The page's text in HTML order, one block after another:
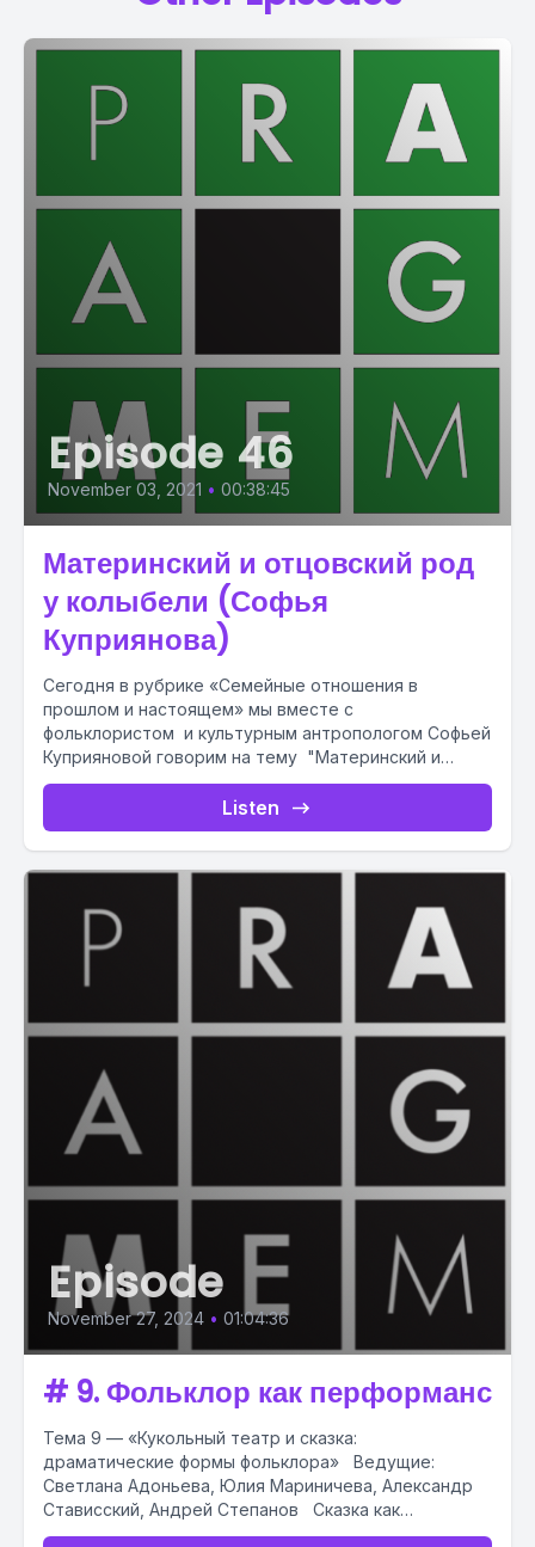
Episode 46
November 03, 2021 • 00:38:45
Материнский и отцовский род
у колыбели (Софья
Куприянова)
Сегодня в рубрике «Семейные отношения в
прошлом и настоящем» мы вместе с
фольклористом и культурным антропологом Софьей
Куприяновой говорим на тему "Материнский и
отцовский...
Listen
Episode
November 27, 2024 • 01:04:36
# 9. Фольклор как перформанс
Тема 9 — «Кукольный театр и сказка:
драматические формы фольклора» Ведущие:
Светлана Адоньева, Юлия Мариничева, Александр
Стависский, Андрей Степанов Сказка как
драматическое действие; Кукольный...